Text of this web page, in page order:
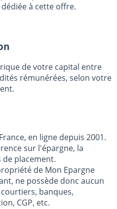
à cette offre.
de votre capital entre
rémunérées, selon votre
en ligne depuis 2001.
sur l'épargne, la
placement.
de Mon Epargne
ne possède donc aucun
banques,
CGP, etc.